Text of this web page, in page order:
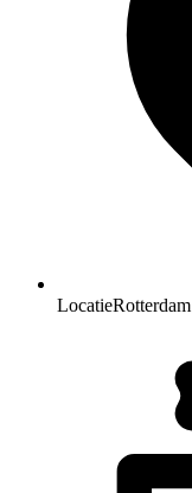
LocatieRotterdam